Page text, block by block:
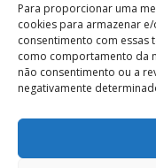
Para proporcionar uma
cookies para armazenar
consentimento com
como comportamento da
não consentimento ou a
negativamente
48 3524-
48 9880-